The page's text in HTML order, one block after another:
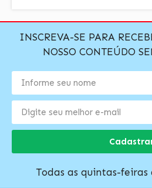
INSCREVA-SE PARA
NOSSO CONTEÚDO
Todas as quintas-feiras